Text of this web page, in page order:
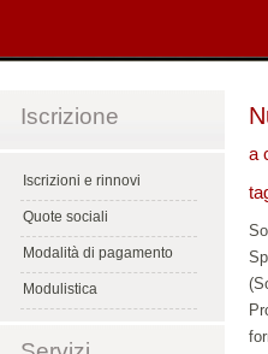
Iscrizione
Iscrizioni e rinnovi
Quote sociali
Modalità di pagamento
Modulistica
a